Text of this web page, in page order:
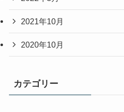
2021年10月
2020年10月
カテゴリー